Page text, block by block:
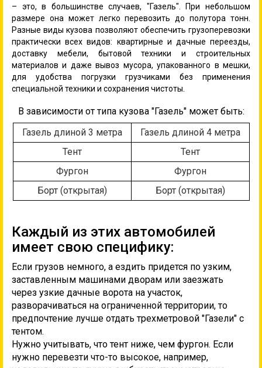
– это, в большинстве случаев, "Газель". При небольшом
размере она может легко перевозить до полутора тонн.
Разные виды кузова позволяют обеспечить грузоперевозки
практически всех видов: квартирные и дачные переезды,
доставку мебели, бытовой техники и строительных
материалов и даже вывоз мусора, упакованного в мешки,
для удобства погрузки грузчиками без применения
специальной техники и сохранения чистоты.
В зависимости от типа кузова "Газель" может быть:
Газель длиной 3 метра
Газель длиной 4 метра
Тент
Тент
Фургон
Фургон
Борт (открытая)
Борт (открытая)
Каждый из этих автомобилей
имеет свою специфику:
Если грузов немного, а ездить придется по узким,
заставленным машинами дворам или заезжать
через узкие дачные ворота на участок,
разворачиваться на ограниченной территории, то
предпочтение лучше отдать трехметровой "Газели" с
тентом.
Нужно учитывать, что тент ниже, чем фургон. Если
нужно перевезти что-то высокое, например,